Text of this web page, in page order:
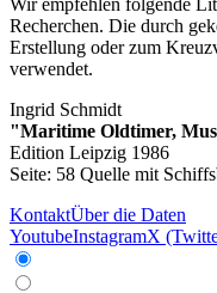
Recherchen. Die durch
Erstellung oder zum
verwendet.
Ingrid Schmidt
"Maritime Oldtimer,
Edition Leipzig 1986
Seite: 58 Quelle mit
KontaktÜber die Daten
YoutubeInstagramX